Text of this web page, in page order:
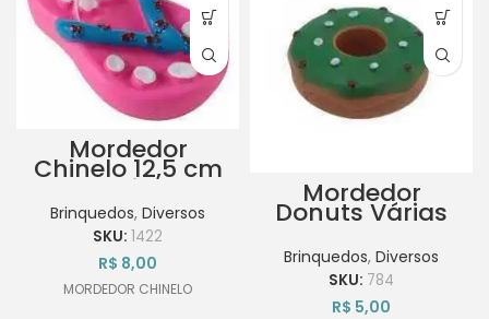
Mordedor
Chinelo 12,5 cm
Cores Diversas
Brinquedos, Diversos
SKU: 1422
R$ 8,00
MORDEDOR CHINELO
Mordedor
Donuts Várias
Cores
Brinquedos, Diversos
SKU: 784
R$ 5,00